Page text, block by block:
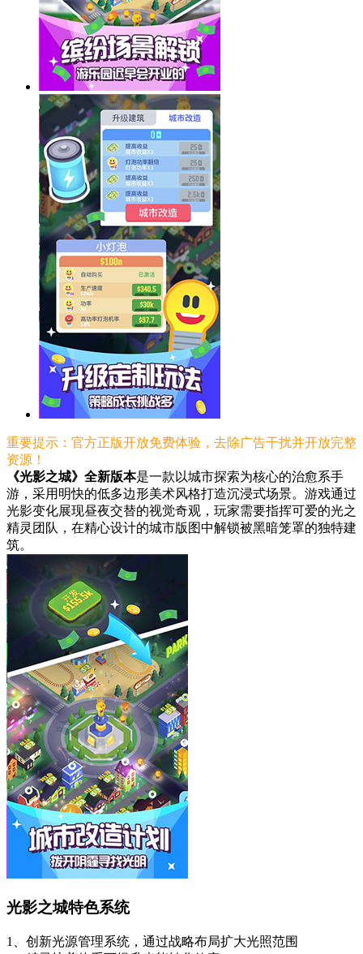
重要提示：官方正版开放免费体验，去除广告干扰并开放完整
资源！
《光影之城》全新版本是一款以城市探索为核心的治愈系手
游，采用明快的低多边形美术风格打造沉浸式场景。游戏通过
光影变化展现昼夜交替的视觉奇观，玩家需要指挥可爱的光之
精灵团队，在精心设计的城市版图中解锁被黑暗笼罩的独特建
筑。
光影之城特色系统
1、创新光源管理系统，通过战略布局扩大光照范围